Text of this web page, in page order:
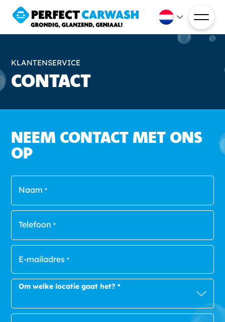
KLANTENSERVICE
CONTACT
NEEM CONTACT MET ONS
OP
Naam *
Telefoon *
E-mailadres *
Om welke locatie gaat het? *